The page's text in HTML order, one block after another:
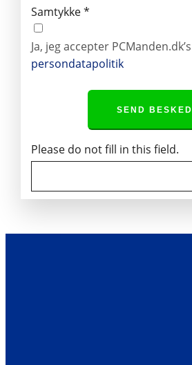
Samtykke*
Ja, jeg accepter PCManden.dk’s
persondatapolitik
SEND BESKED
Please do not fill in this field.